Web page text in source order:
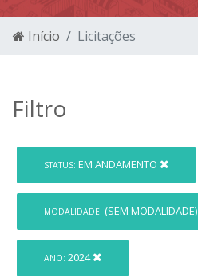
Início Licitações
Filtro
STATUS: EM ANDAMENTO
MODALIDADE: (SEM MODALIDADE)
ANO: 2024